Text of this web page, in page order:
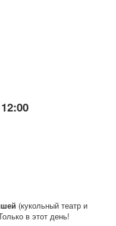
(кукольный театр и
в этот день!